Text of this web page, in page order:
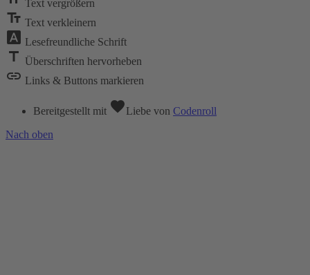
Text vergrößern
text_fields Text verkleinern
font_download Lesefreundliche Schrift
title Überschriften hervorheben
link Links & Buttons markieren
Bereitgestellt mit favoriteLiebe von Codenroll
Nach oben